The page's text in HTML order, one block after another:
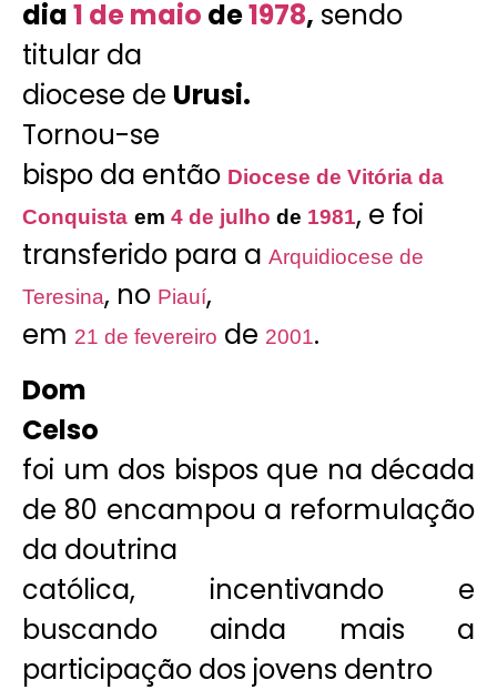
dia1 de maio de1978, sendo
titular da
diocese de Urusi.
Tornou-se
bispo da então Diocese de Vitória da
Conquista em 4 de julho de 1981, e foi
transferido para a Arquidiocese de
Teresina, no Piauí,
em 21 de fevereiro de 2001.
Dom
Celso
foi um dos bispos que na década
de 80 encampou a reformulação
da doutrina
católica, incentivando e
buscando ainda mais a
participação dos jovens dentro